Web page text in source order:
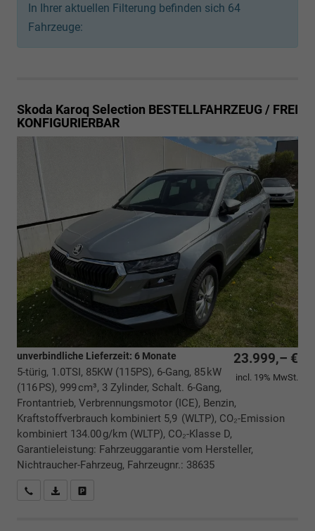
In Ihrer aktuellen Filterung befinden sich 64
Fahrzeuge:
Skoda Karoq Selection BESTELLFAHRZEUG / FREI
KONFIGURIERBAR
23.999,– €
incl. 19% MwSt.
unverbindliche Lieferzeit: 6 Monate
5-türig, 1.0TSI, 85KW (115PS), 6-Gang, 85 kW
(116 PS), 999 cm³, 3 Zylinder, Schalt. 6-Gang,
Frontantrieb, Verbrennungsmotor (ICE), Benzin,
Kraftstoffverbrauch kombiniert 5,9 (WLTP), CO₂-Emission
kombiniert 134.00 g/km (WLTP), CO₂-Klasse D,
Garantieleistung: Fahrzeuggarantie vom Hersteller,
Nichtraucher-Fahrzeug, Fahrzeugnr.: 38635
Rückrufbitte absenden
PDF-Datei, Fahrzeugexposé drucken